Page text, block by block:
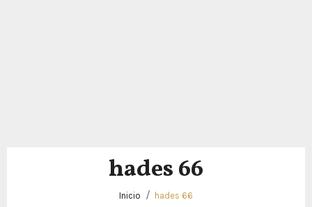
hades 66
Inicio hades 66